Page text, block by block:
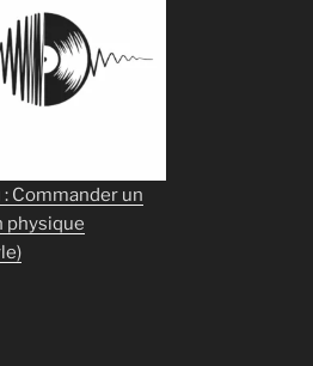
: Commander un
physique